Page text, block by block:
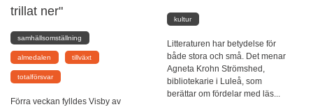
trillat ner"
samhällsomställning
almedalen tillväxt
totalförsvar
Förra veckan fylldes Visby av
kultur
Litteraturen har betydelse för
både stora och små. Det menar
Agneta Krohn Strömshed,
bibliotekarie i Luleå, som
berättar om fördelar med läs...